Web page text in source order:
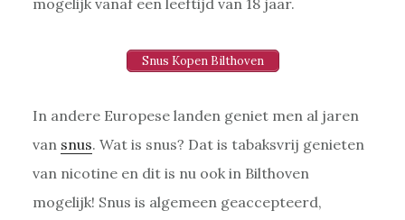
mogelijk vanaf een leeftijd van 18 jaar.
Snus Kopen Bilthoven
In andere Europese landen geniet men al jaren
van snus. Wat is snus? Dat is tabaksvrij genieten
van nicotine en dit is nu ook in Bilthoven
mogelijk! Snus is algemeen geaccepteerd,